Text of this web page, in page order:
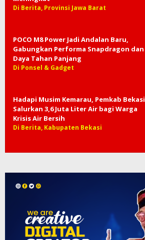
Di Berita, Provinsi Jawa Barat
POCO M8 Power Jadi Andalan Baru,
Gabungkan Performa Snapdragon dan
Daya Tahan Panjang
Di Ponsel & Gadget
Hadapi Musim Kemarau, Pemkab Bekasi
Salurkan 3,6 Juta Liter Air bagi Warga
Krisis Air Bersih
Di Berita, Kabupaten Bekasi